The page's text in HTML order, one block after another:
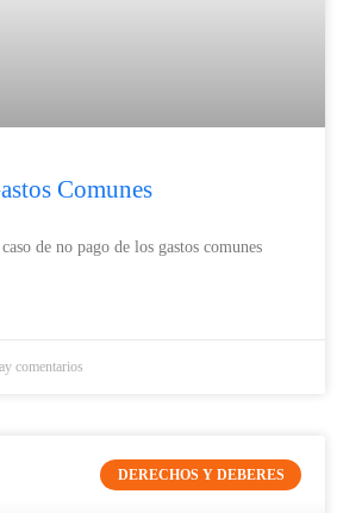
Comunes
de no pago de los gastos comunes
comentarios
DERECHOS Y DEBERES